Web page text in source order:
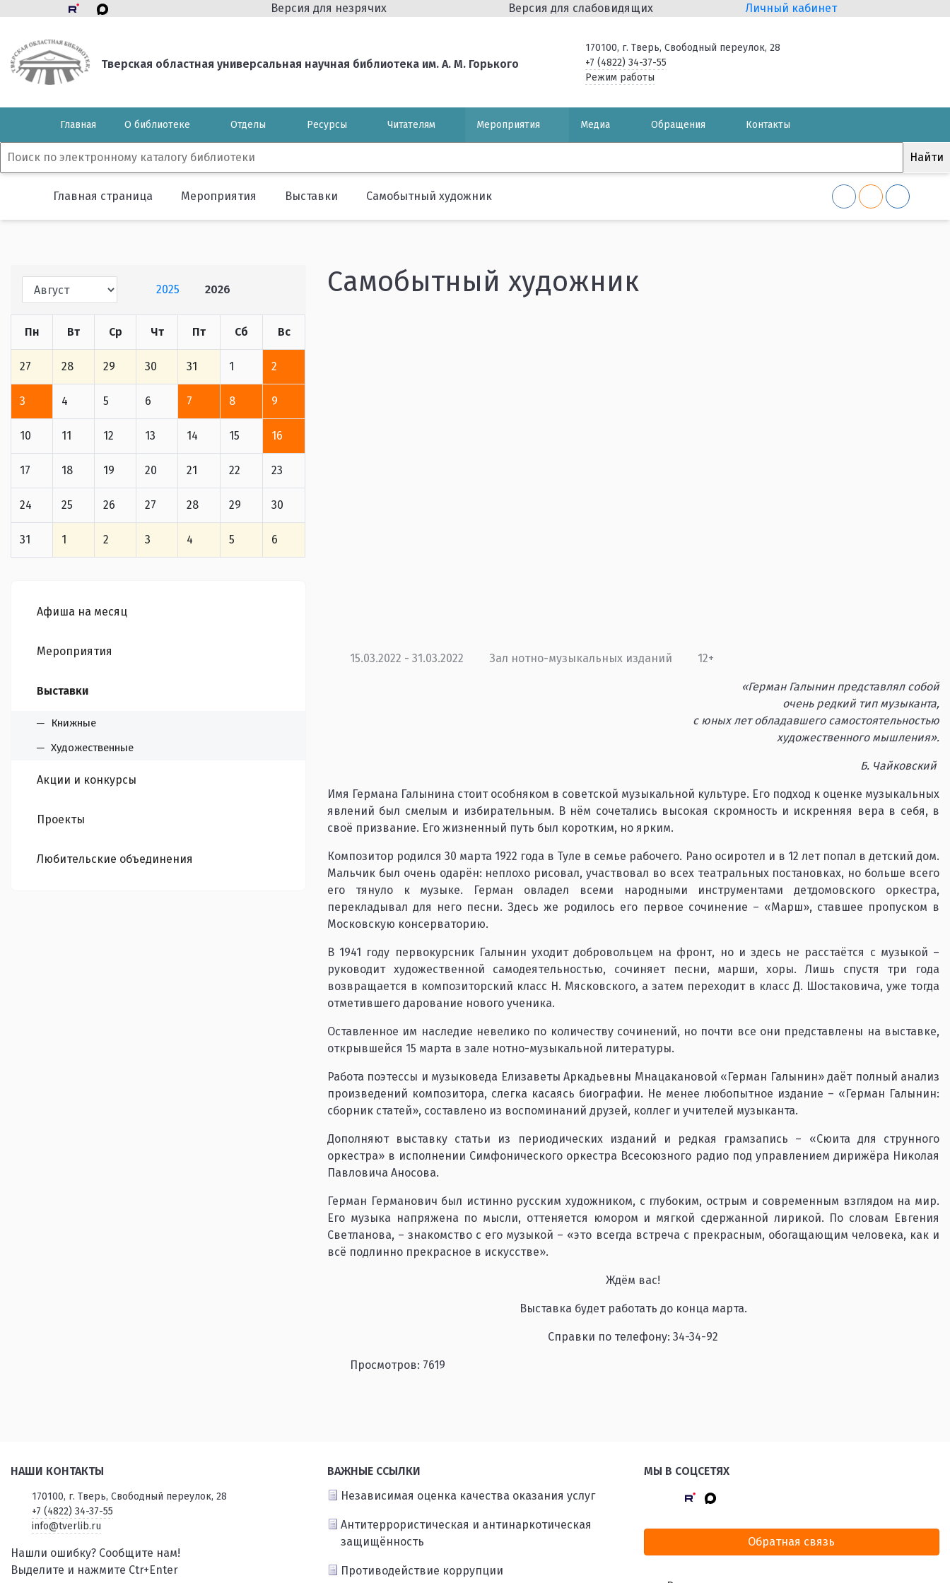
Версия для незрячих Версия для слабовидящих Личный кабинет
Тверская областная универсальная научная библиотека им. А. М. Горького
170100, г. Тверь, Свободный переулок, 28
+7 (4822) 34-37-55
Режим работы
Главная О библиотеке Отделы Ресурсы Читателям Мероприятия Медиа Обращения Контакты
Главная страница Мероприятия Выставки Самобытный художник
2025 2026
Пн Вт Ср Чт Пт Сб Вс
27 28 29 30 31 1 2
3 4 5 6 7 8 9
10 11 12 13 14 15 16
17 18 19 20 21 22 23
24 25 26 27 28 29 30
31 1 2 3 4 5 6
Афиша на месяц
Мероприятия
Выставки
Книжные
Художественные
Акции и конкурсы
Проекты
Любительские объединения
Самобытный художник
15.03.2022 - 31.03.2022 Зал нотно-музыкальных изданий 12+
«Герман Галынин представлял собой
очень редкий тип музыканта,
с юных лет обладавшего самостоятельностью
художественного мышления».
Б. Чайковский
Имя Германа Галынина стоит особняком в советской музыкальной культуре. Его подход к оценке музыкальных
явлений был смелым и избирательным. В нём сочетались высокая скромность и искренняя вера в себя, в
своё призвание. Его жизненный путь был коротким, но ярким.
Композитор родился 30 марта 1922 года в Туле в семье рабочего. Рано осиротел и в 12 лет попал в детский дом.
Мальчик был очень одарён: неплохо рисовал, участвовал во всех театральных постановках, но больше всего
его тянуло к музыке. Герман овладел всеми народными инструментами детдомовского оркестра,
перекладывал для него песни. Здесь же родилось его первое сочинение – «Марш», ставшее пропуском в
Московскую консерваторию.
В 1941 году первокурсник Галынин уходит добровольцем на фронт, но и здесь не расстаётся с музыкой –
руководит художественной самодеятельностью, сочиняет песни, марши, хоры. Лишь спустя три года
возвращается в композиторский класс Н. Мясковского, а затем переходит в класс Д. Шостаковича, уже тогда
отметившего дарование нового ученика.
Оставленное им наследие невелико по количеству сочинений, но почти все они представлены на выставке,
открывшейся 15 марта в зале нотно-музыкальной литературы.
Работа поэтессы и музыковеда Елизаветы Аркадьевны Мнацакановой «Герман Галынин» даёт полный анализ
произведений композитора, слегка касаясь биографии. Не менее любопытное издание – «Герман Галынин:
сборник статей», составлено из воспоминаний друзей, коллег и учителей музыканта.
Дополняют выставку статьи из периодических изданий и редкая грамзапись – «Сюита для струнного
оркестра» в исполнении Симфонического оркестра Всесоюзного радио под управлением дирижёра Николая
Павловича Аносова.
Герман Германович был истинно русским художником, с глубоким, острым и современным взглядом на мир.
Его музыка напряжена по мысли, оттеняется юмором и мягкой сдержанной лирикой. По словам Евгения
Светланова, – знакомство с его музыкой – «это всегда встреча с прекрасным, обогащающим человека, как и
всё подлинно прекрасное в искусстве».
Ждём вас!
Выставка будет работать до конца марта.
Справки по телефону: 34-34-92
Просмотров: 7619
НАШИ КОНТАКТЫ
170100, г. Тверь, Свободный переулок, 28
+7 (4822) 34-37-55
info@tverlib.ru
Нашли ошибку? Сообщите нам!
Выделите и нажмите Ctr+Enter
ВАЖНЫЕ ССЫЛКИ
Независимая оценка качества оказания услуг
Антитеррористическая и антинаркотическая
защищённость
Противодействие коррупции
МЫ В СОЦСЕТЯХ
Обратная связь